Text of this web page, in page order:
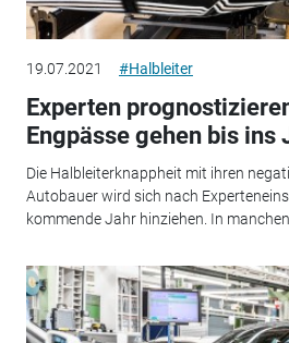
19.07.2021 #Halbleiter
Experten
Engpässe gehen bis ins
Die Halbleiterknappheit mit ihren
Autobauer wird sich nach
kommende Jahr hinziehen. In manchen